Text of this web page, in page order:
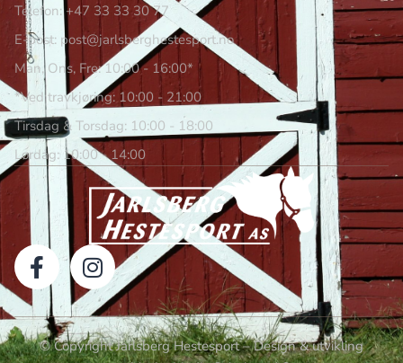
Telefon: +47 33 33 30 77
E-post: post@jarlsberghestesport.no
Man, Ons, Fre: 10:00 - 16:00*
*Ved travkjøring: 10:00 - 21:00
Tirsdag & Torsdag: 10:00 - 18:00
Lørdag: 10:00 - 14:00
© Copyright Jarlsberg Hestesport – Design & utvikling